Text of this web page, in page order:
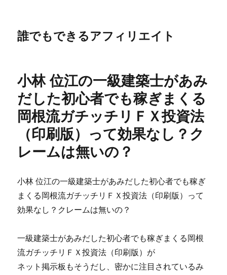
誰でもできるアフィリエイト
小林 位江の一級建築士があみ
だした初心者でも稼ぎまくる
岡根流ガチッチリＦＸ投資法
（印刷版）って効果なし？ク
レームは無いの？
小林 位江の一級建築士があみだした初心者でも稼ぎ
まくる岡根流ガチッチリＦＸ投資法（印刷版）って
効果なし？クレームは無いの？
一級建築士があみだした初心者でも稼ぎまくる岡根
流ガチッチリＦＸ投資法（印刷版）が
ネット掲示板もそうだし、密かに注目されているみ